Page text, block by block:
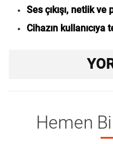
Ses çıkışı, netlik
Cihazın
Hemen